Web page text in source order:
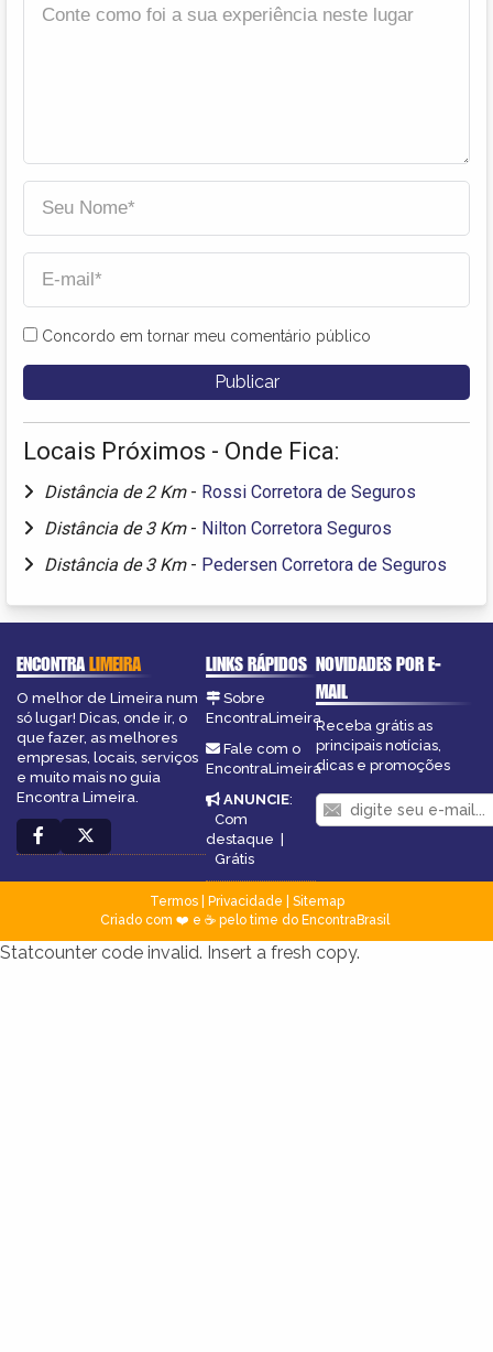
Concordo em tornar meu comentário público
Locais Próximos - Onde Fica:
Distância de 2 Km - Rossi Corretora de Seguros
Distância de 3 Km - Nilton Corretora Seguros
Distância de 3 Km - Pedersen Corretora de Seguros
ENCONTRALIMEIRA
O melhor de Limeira num
só lugar! Dicas, onde ir, o
que fazer, as melhores
empresas, locais, serviços
e muito mais no guia
Encontra Limeira.
LINKS RÁPIDOS
Sobre
EncontraLimeira
Fale com o
EncontraLimeira
ANUNCIE:
Com
destaque |
Grátis
NOVIDADES POR E-
MAIL
Receba grátis as
principais notícias,
dicas e promoções
Termos| Privacidade
Sitemap
Criado com ❤️ e ☕ pelo time do EncontraBrasil
Statcounter code invalid. Insert a fresh copy.